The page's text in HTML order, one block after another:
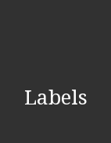
Labels